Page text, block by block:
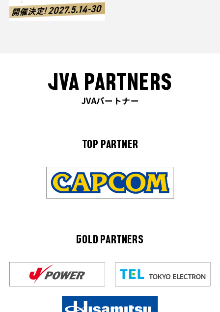
JVA PARTNERS
JVAパートナー
TOP PARTNER
GOLD PARTNERS